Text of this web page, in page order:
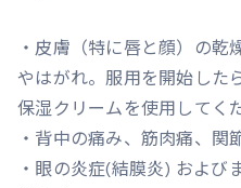
・皮膚（特に唇と顔）の乾
やはがれ。服用を開始した
保湿クリームを使用してく
・背中の痛み、筋肉痛、関
・眼の炎症(結膜炎) および